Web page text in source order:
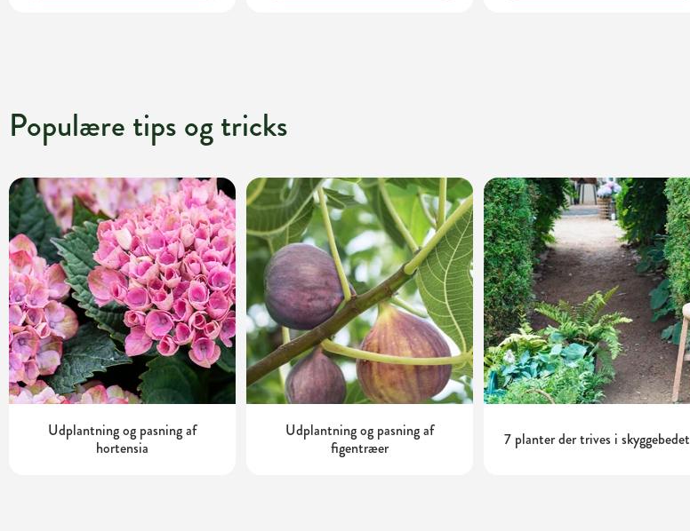
Populære tips og tricks
Udplantning og pasning af
hortensia
Udplantning og pasning af
figentræer
7 planter der trives i skyggebedet